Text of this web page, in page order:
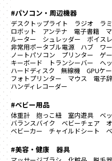
#パソコン・周辺機器
デスクトップライト ラジオ ラ
ロボット
アンテナ 電子書籍
ルーター
シュレッダー ボイス
非常用ポータブル電源
ハブ ワ
ノートパソコン
プリンター ゲ
キーボード
トランシーバー ヘ
ハードディスク
無線機 GPUケ
フォトプリンター
マウス 電子
ハンディレコーダー
#ベビー用品
体重計 抱っこ紐 室内遊具 ベ
バランスバイク
ベビーチェア
ベビーカー
チャイルドシート
#美容・健康 器具